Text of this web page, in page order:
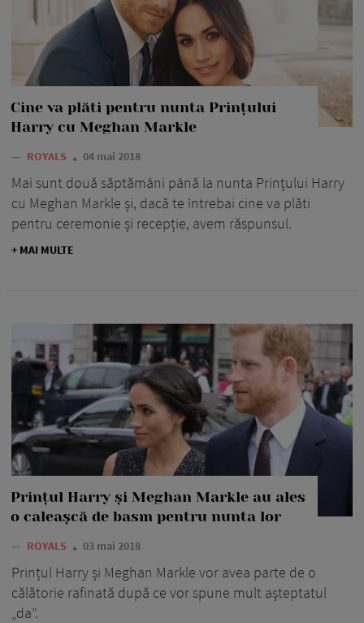
Cine va plăti pentru nunta Prințului
Harry cu Meghan Markle
— ROYALS 04 mai 2018
Mai sunt două săptămâni până la nunta Prințului Harry
cu Meghan Markle și, dacă te întrebai cine va plăti
pentru ceremonie și recepție, avem răspunsul.
+ MAI MULTE
Prințul Harry și Meghan Markle au ales
o caleașcă de basm pentru nunta lor
— ROYALS 03 mai 2018
Prințul Harry și Meghan Markle vor avea parte de o
călătorie rafinată după ce vor spune mult așteptatul
„da”.